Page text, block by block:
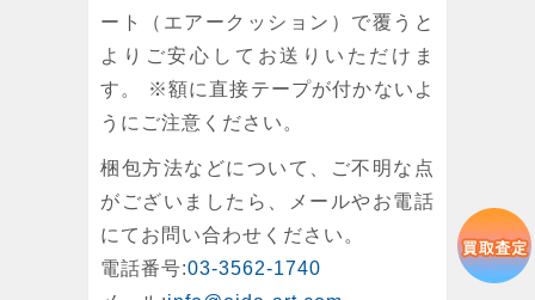
ート（エアークッション）で覆うと
よりご安心してお送りいただけま
す。 ※額に直接テープが付かないよ
うにご注意ください。
梱包方法などについて、ご不明な点
がございましたら、メールやお電話
にてお問い合わせください。
電話番号:03-3562-1740